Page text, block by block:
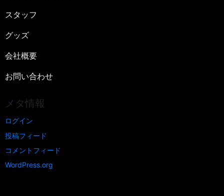
スタッフ
グッズ
会社概要
お問い合わせ
メタ情報
ログイン
投稿フィード
コメントフィード
WordPress.org